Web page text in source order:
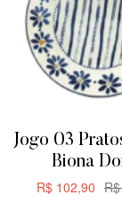
Jogo 03
Biona
MargaridasR$
R$ 102,90